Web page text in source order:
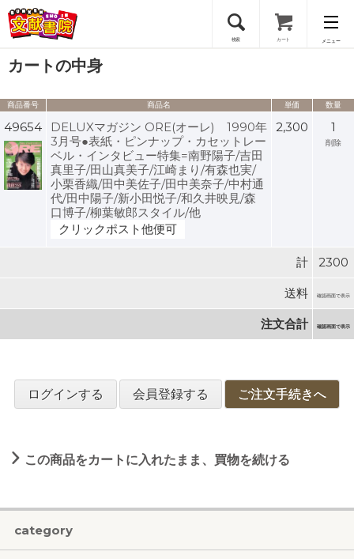
検索 カート メニュー
会員登録
ログイン
カートの中身
商品番号 商品名 単価 数量
49654
DELUXマガジン ORE(オーレ) 1990年
3月号●表紙・ピンナップ・カセットレー
ベル・インタビュー特集=南野陽子/吉田
真里子/田山真美子/江崎まり/有森也実/
小栗香織/田中美佐子/田中美奈子/中村通
代/田中陽子/新小田悦子/和久井映見/森
口博子/柳葉敏郎スタイル/他
クリックポスト他便可
2,300 1
削除
計 2300
送料 確認画面で表示
注文合計 確認画面で表示
ログインする 会員登録する ご注文手続きへ
この商品をカートに入れたまま、買物を続ける
category